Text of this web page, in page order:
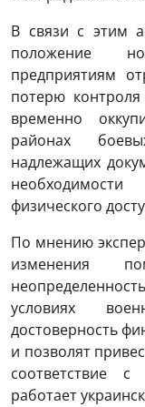
В связи с этим
положение
предприятиям
потерю
временно
районах
надлежащих
физического
По мнению
изменения
условиях
достоверность
и позволят
соответствие
работает